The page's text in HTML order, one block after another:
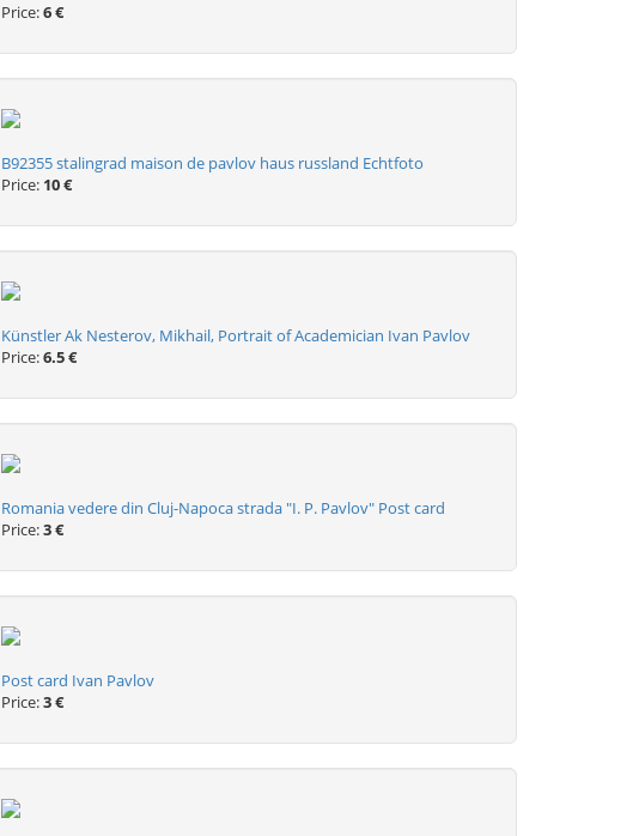
Price:6 €
B92355 stalingrad maison de pavlov haus russland Echtfoto
Price: 10 €
Künstler Ak Nesterov, Mikhail, Portrait of Academician Ivan Pavlov
Price:6.5 €
Romania vedere din Cluj-Napoca strada "I. P. Pavlov" Post card
Price:3 €
Post card Ivan Pavlov
Price:3 €